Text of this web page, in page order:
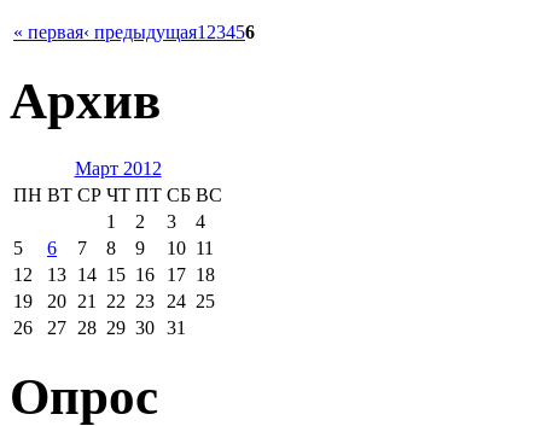
« первая‹ предыдущая1 23456
Архив
Март 2012
ПН ВТ СР ЧТ ПТ СБ ВС
1
2 3
4
5
6 7 8 9 10 11
12
13 14 15 16 17 18
19
20 21 22 23 24 25
26
27 28 29 30 31
Опрос